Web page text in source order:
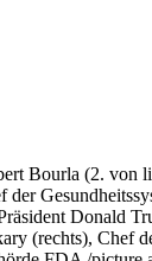
Bourla (2. von
der
Donald
(rechts), Chef